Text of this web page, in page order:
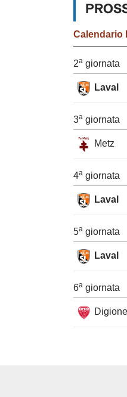
Calendario
2a giornata
Laval
3a giornata
Metz
4a giornata
Laval
5a giornata
Laval
6a giornata
Digione